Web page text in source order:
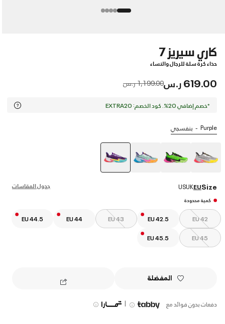
كاري سيريز 7
حذاء كرة سلة للرجال والنساء
619.00 ر.س Price reduced from
1,199.00 ر.س to
*خصم إضافي 20%. كود الخصم: EXTRA20
Purple بنفسجي
جدول المقاسات Size
EU
UK
US
كمية محدودة
EU 42
EU 42.5
EU 43
EU 44
EU 44.5
EU 45
EU 45.5
المفضلة
دفعات بدون فوائد مع |